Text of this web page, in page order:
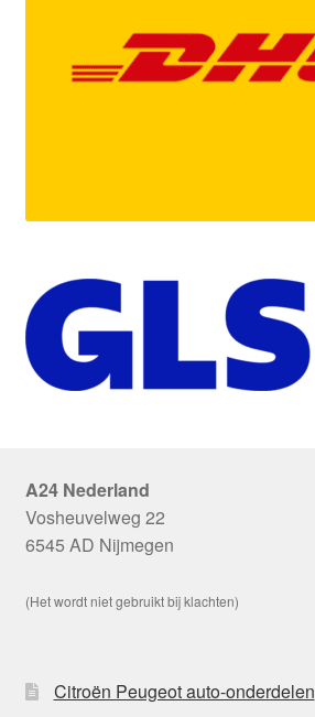
A24 Nederland
Vosheuvelweg 22
6545 AD Nijmegen
(Het wordt niet gebruikt bij klachten)
Citroën Peugeot auto-onderdelen